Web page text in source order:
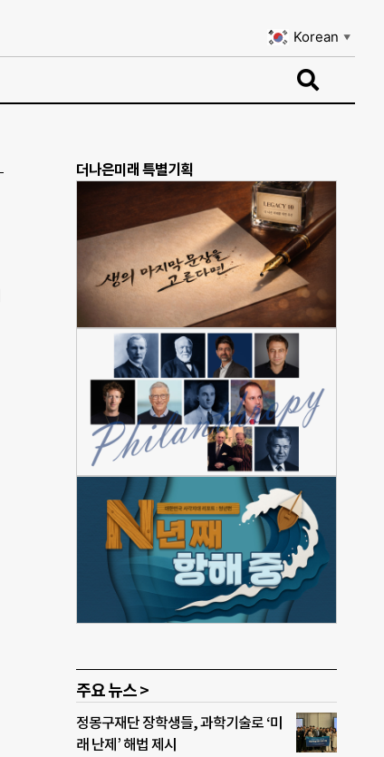
Korean ▼
더나은미래 특별기획
주요 뉴스 >
정몽구재단 장학생들, 과학기술로 ‘미
래 난제’ 해법 제시